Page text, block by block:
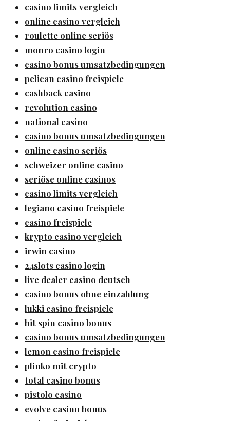
casino limits vergleich
online casino vergleich
roulette online seriös
monro casino login
casino bonus umsatzbedingungen
pelican casino freispiele
cashback casino
revolution casino
national casino
casino bonus umsatzbedingungen
online casino seriös
schweizer online casino
seriöse online casinos
casino limits vergleich
legiano casino freispiele
casino freispiele
krypto casino vergleich
irwin casino
24slots casino login
live dealer casino deutsch
casino bonus ohne einzahlung
lukki casino freispiele
hit spin casino bonus
casino bonus umsatzbedingungen
lemon casino freispiele
plinko mit crypto
total casino bonus
pistolo casino
evolve casino bonus